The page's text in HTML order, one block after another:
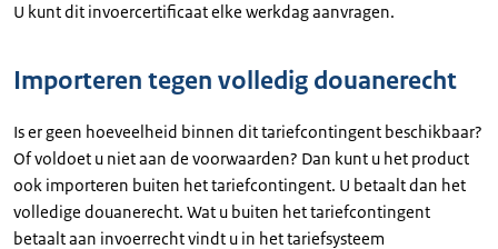
U kunt dit invoercertificaat elke werkdag aanvragen.
Importeren tegen volledig douanerecht
Is er geen hoeveelheid binnen dit tariefcontingent beschikbaar?
Of voldoet u niet aan de voorwaarden? Dan kunt u het product
ook importeren buiten het tariefcontingent. U betaalt dan het
volledige douanerecht. Wat u buiten het tariefcontingent
betaalt aan invoerrecht vindt u in het tariefsysteem